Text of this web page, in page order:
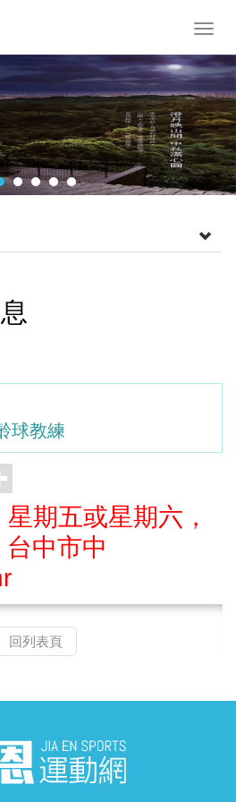
球教練
期五或星期六，
台中市中
回列表頁